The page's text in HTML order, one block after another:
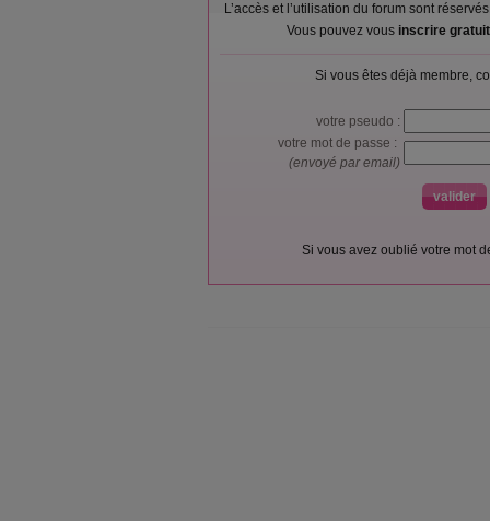
L’accès et l’utilisation du forum sont
Vous pouvez vous inscrire
Si vous êtes déjà membre,
votre pseudo :
votre mot de passe :
(envoyé par email)
Si vous avez oublié votre mot